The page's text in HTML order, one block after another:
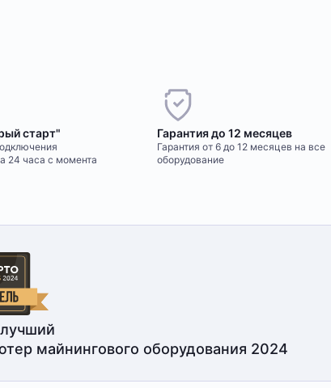
старт"
24 часа с момента
Гарантия до 12 месяцев
Гарантия от 6 до 12 месяцев на все
оборудование
майнингового оборудования 2024